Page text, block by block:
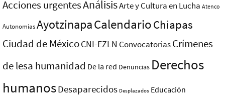
Acciones urgentesAnálisisArte y Cultura en Lucha Atenco
AutonomíasAyotzinapaCalendarioChiapas
Ciudad de MéxicoCNI-EZLN ConvocatoriasCrímenes
de lesa humanidad De la red Denuncias Derechos
humanosDesaparecidos Desplazados Educación